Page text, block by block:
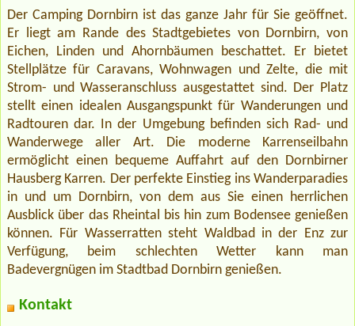
Der Camping Dornbirn ist das ganze Jahr für Sie geöffnet.
Er liegt am Rande des Stadtgebietes von Dornbirn, von
Eichen, Linden und Ahornbäumen beschattet. Er bietet
Stellplätze für Caravans, Wohnwagen und Zelte, die mit
Strom- und Wasseranschluss ausgestattet sind. Der Platz
stellt einen idealen Ausgangspunkt für Wanderungen und
Radtouren dar. In der Umgebung befinden sich Rad- und
Wanderwege aller Art. Die moderne Karrenseilbahn
ermöglicht einen bequeme Auffahrt auf den Dornbirner
Hausberg Karren. Der perfekte Einstieg ins Wanderparadies
in und um Dornbirn, von dem aus Sie einen herrlichen
Ausblick über das Rheintal bis hin zum Bodensee genießen
können. Für Wasserratten steht Waldbad in der Enz zur
Verfügung, beim schlechten Wetter kann man
Badevergnügen im Stadtbad Dornbirn genießen.
Kontakt